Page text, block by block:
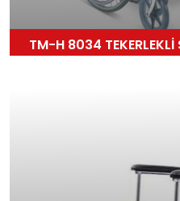
TM-H 8034 TEKERLEKLİ